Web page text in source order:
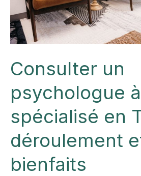
choisir
son
praticien
Consulter un
psychologue
spécialisé en
déroulement
bienfaits